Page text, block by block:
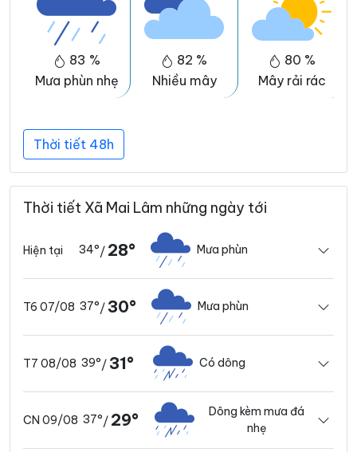
83 %
Mưa phùn nhẹ
82 %
Nhiều mây
80 %
Mây rải rác
Thời tiết 48h
Thời tiết Xã Mai Lâm những ngày tới
Hiện tại 34°/ 28° Mưa phùn
T6 07/08 37°/30° Mưa phùn
T7 08/08 39°/31° Có dông
CN 09/08 37°/ 29°
Dông kèm mưa đá
nhẹ